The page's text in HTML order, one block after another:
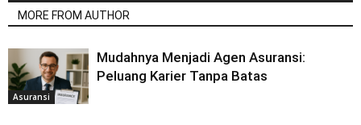
MORE FROM AUTHOR
Asuransi
Mudahnya Menjadi Agen Asuransi:
Peluang Karier Tanpa Batas